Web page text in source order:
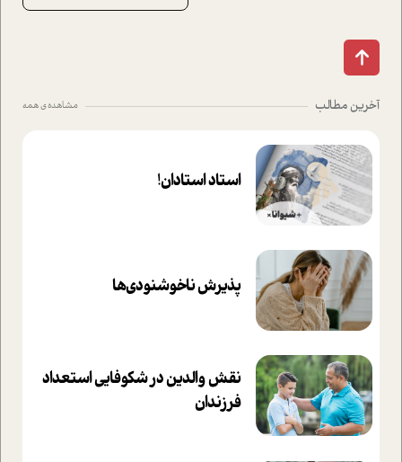
آخرین مطالب مشاهده ی همه
استاد استادان!
پذیرش ناخوشنودی‌ها
نقش والدین در شکوفا‌یی ا‌ستعداد
فرزندان‌